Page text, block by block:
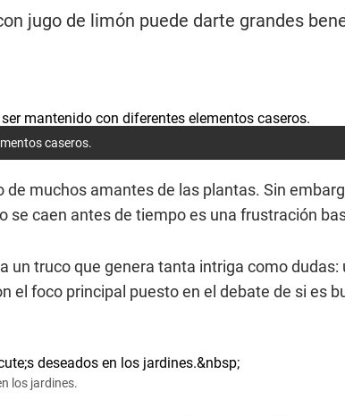
jugo de limón puede darte grandes
caseros.
de muchos amantes de las plantas. Sin
se caen antes de tiempo es una frustración
un truco que genera tanta intriga como dudas:
el foco principal puesto en el debate de si es
los jardines.